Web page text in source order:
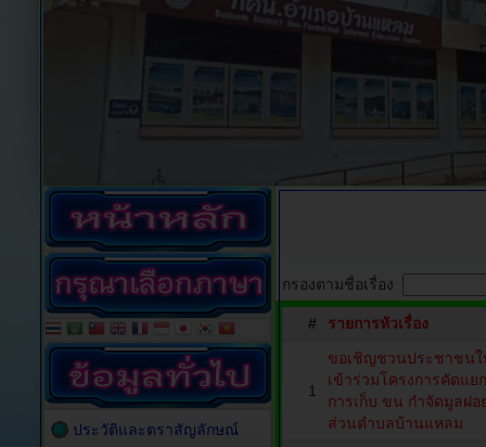
กรองตามชื่อเรื่อง
# รายการหัวเรื่อง
1
ขอเชิญชวนประชาชน
เข้าร่วมโครงการคัดแ
การเก็บ ขน กำจัดมูลฝ
ส่วนตำบลบ้านแหลม
ประวัติและตราสัญลักษณ์